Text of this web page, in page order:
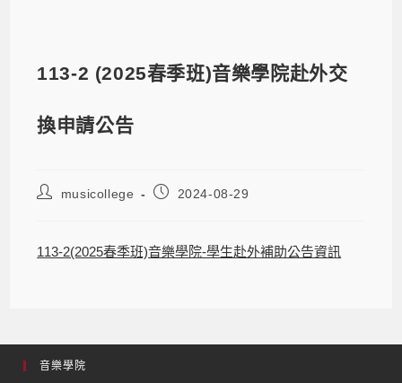
113-2 (2025春季班)音樂學院赴外交
換申請公告
musicollege 2024-08-29
113-2(2025春季班)音樂學院-學生赴外補助公告資訊
音樂學院